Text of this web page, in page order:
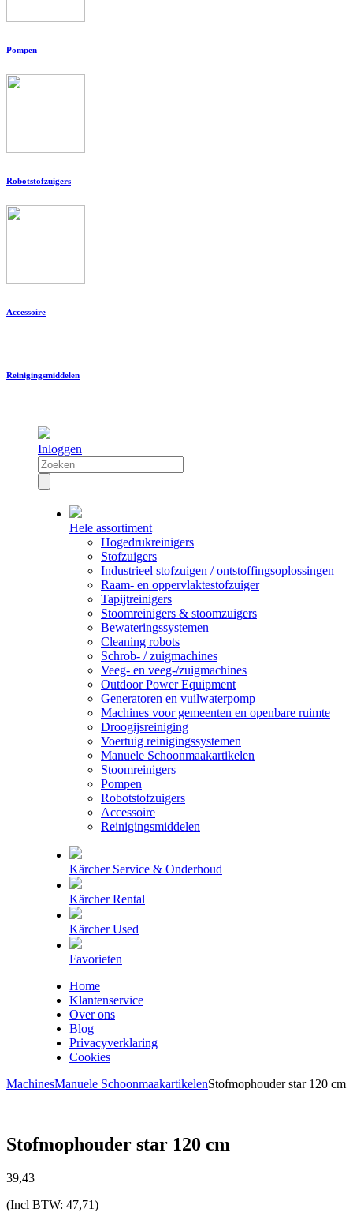
Pompen
Robotstofzuigers
Accessoire
Reinigingsmiddelen
Inloggen
Hele assortiment
Hogedrukreinigers
Stofzuigers
Industrieel stofzuigen / ontstoffingsoplossingen
Raam- en oppervlaktestofzuiger
Tapijtreinigers
Stoomreinigers & stoomzuigers
Bewateringssystemen
Cleaning robots
Schrob- / zuigmachines
Veeg- en veeg-/zuigmachines
Outdoor Power Equipment
Generatoren en vuilwaterpomp
Machines voor gemeenten en openbare ruimte
Droogijsreiniging
Voertuig reinigingssystemen
Manuele Schoonmaakartikelen
Stoomreinigers
Pompen
Robotstofzuigers
Accessoire
Reinigingsmiddelen
Kärcher Service & Onderhoud
Kärcher Rental
Kärcher Used
Favorieten
Home
Klantenservice
Over ons
Blog
Privacyverklaring
Cookies
MachinesManuele SchoonmaakartikelenStofmophouder star 120 cm
Stofmophouder star 120 cm
39,43
(Incl BTW: 47,71)